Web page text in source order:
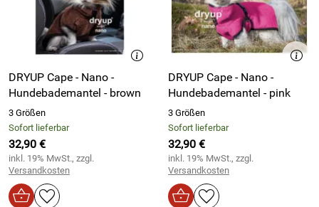
DRYUP Cape - Nano -
Hundebademantel - brown
3 Größen
Sofort lieferbar
32,90 €
inkl. 19% MwSt., zzgl.
Versandkosten
DRYUP Cape - Nano -
Hundebademantel - pink
3 Größen
Sofort lieferbar
32,90 €
inkl. 19% MwSt., zzgl.
Versandkosten